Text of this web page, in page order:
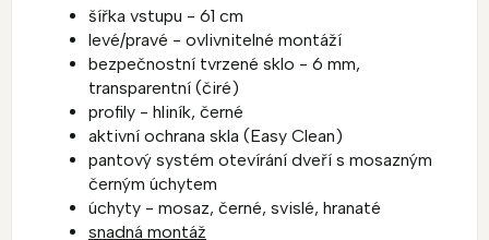
šířka vstupu - 61 cm
levé/pravé - ovlivnitelné montáží
bezpečnostní tvrzené sklo - 6 mm,
transparentní (čiré)
profily - hliník, černé
aktivní ochrana skla (Easy Clean)
pantový systém otevírání dveří s mosazným
černým úchytem
úchyty - mosaz, černé, svislé, hranaté
snadná montáž